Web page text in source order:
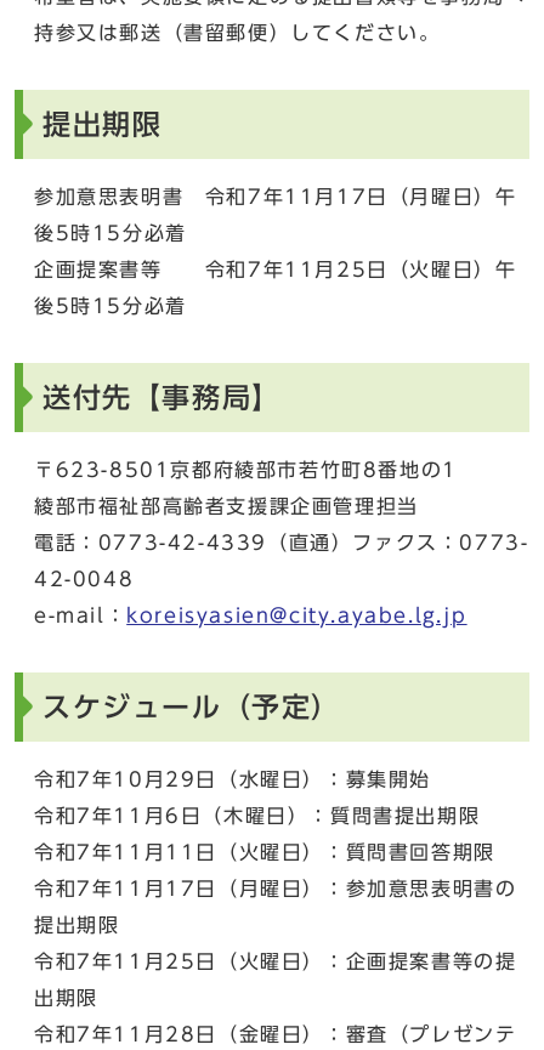
持参又は郵送（書留郵便）してください。
提出期限
参加意思表明書 令和7年11月17日（月曜日）午
後5時15分必着
企画提案書等 令和7年11月25日（火曜日）午
後5時15分必着
送付先【事務局】
〒623-8501京都府綾部市若竹町8番地の1
綾部市福祉部高齢者支援課企画管理担当
電話：0773-42-4339（直通）ファクス：0773-
42-0048
e-mail：
koreisyasien@city.ayabe.lg.jp
スケジュール（予定）
令和7年10月29日（水曜日）：募集開始
令和7年11月6日（木曜日）：質問書提出期限
令和7年11月11日（火曜日）：質問書回答期限
令和7年11月17日（月曜日）：参加意思表明書の
提出期限
令和7年11月25日（火曜日）：企画提案書等の提
出期限
令和7年11月28日（金曜日）：審査（プレゼンテ